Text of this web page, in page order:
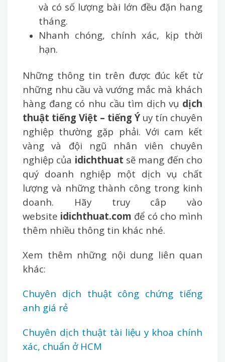
và có số lượng bài lớn đều đặn hang
tháng.
Nhanh chóng, chính xác, kịp thời
hạn.
Những thông tin trên được đúc kết từ
những nhu cầu và vướng mắc mà khách
hàng đang có nhu cầu tìm dịch vụ dịch
thuật tiếng Việt – tiếng Ý uy tín chuyên
nghiệp thường gặp phải. Với cam kết
vàng và đội ngũ nhân viên chuyên
nghiệp của idichthuat sẽ mang đến cho
quý doanh nghiệp một dịch vụ chất
lượng và những thành công trong kinh
doanh. Hãy truy câp vào
website idichthuat.com để có cho mình
thêm nhiều thông tin khác nhé.
Xem thêm những nội dung liên quan
khác:
Chuyên dịch thuật công chứng tiếng
anh giá rẻ
Chuyên dịch thuật tài liệu y khoa chính
xác, chuẩn ở HCM